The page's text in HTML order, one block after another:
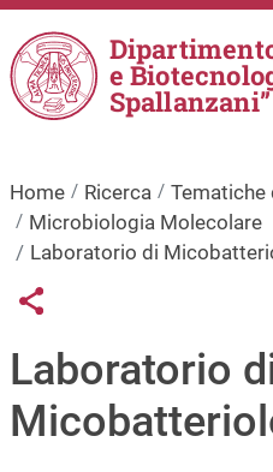
Salta al contenuto principale
e
Spallanzani”
Home Ricerca
Tematiche
Microbiologia Molecolare
Laboratorio di
Links
Share button
Laboratorio